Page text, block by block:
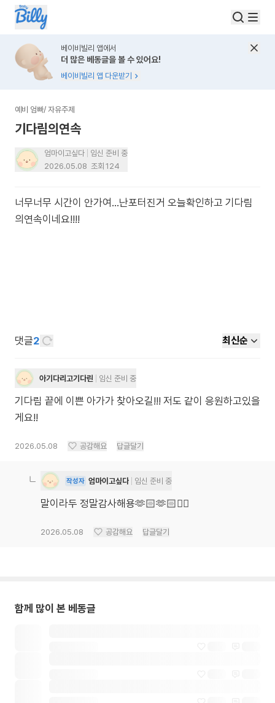
베이비빌리 앱에서
더 많은 베동글을 볼 수 있어요!
베이비빌리 앱 다운받기
예비 엄빠/ 자유주제
기다림의연속
엄마이고싶다
임신 준비 중
2026.05.08 조회 124
너무너무 시간이 안가여…난포터진거 오늘확인하고 기다림
의연속이네요!!!!
댓글2 최신순
아기다리고기다린 임신 준비 중
기다림 끝에 이쁜 아가가 찾아오길!!! 저도 같이 응원하고있을
게요!!
2026.05.08 공감해요 답글달기
작성자 엄마이고싶다 임신 준비 중
말이라두 정말감사해용🫶🏻🫶🏻👍🏻
2026.05.08 공감해요 답글달기
함께 많이 본 베동글